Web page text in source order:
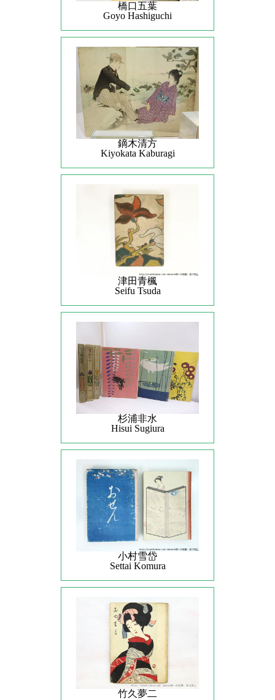
橋口五葉
Goyo Hashiguchi
鏑木清方
Kiyokata Kaburagi
津田青楓
Seifu Tsuda
杉浦非水
Hisui Sugiura
小村雪岱
Settai Komura
竹久夢二